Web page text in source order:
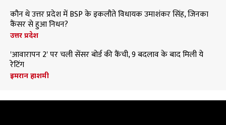
कौन थे उत्तर प्रदेश में BSP के इकलौते विधायक उमाशंकर सिंह, जिनका
कैंसर से हुआ निधन?
उत्तर प्रदेश
'आवारापन 2' पर चली सेंसर बोर्ड की कैंची, 9 बदलाव के बाद मिली ये
रेटिंग
इमरान हाशमी